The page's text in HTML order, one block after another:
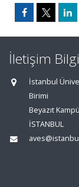
İletişim
İstanbul
Birimi
Beyazıt
İSTANBUL